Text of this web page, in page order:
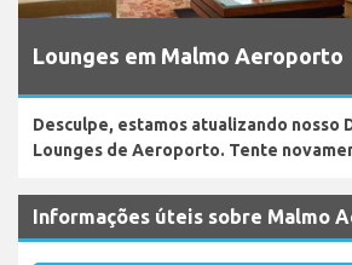
Lounges em Malmo Aeroporto
Desculpe, estamos atualizando nosso
Lounges de Aeroporto. Tente
Informações úteis sobre Malmo